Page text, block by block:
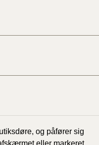
og påfører sig
eller markeret